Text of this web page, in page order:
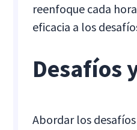
reenfoque cada
eficacia a los
Desafíos
Abordar los